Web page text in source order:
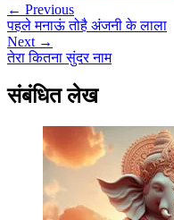
← Previous
पहले मनाऊं तोहै अंजनी के लाला
Next →
तेरा कितना सुंदर नाम
संबंधित लेख